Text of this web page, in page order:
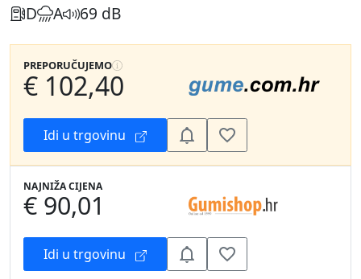
D A 69 dB
PREPORUČUJEMO
€ 102,40
Idi u trgovinu
NAJNIŽA CIJENA
€ 90,01
Idi u trgovinu